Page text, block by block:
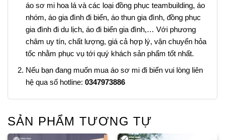
áo sơ mi hoa lá và các loại đồng phục teambuilding, áo
nhóm, áo gia đình đi biển, áo thun gia đình, đồng phục
gia đình đi du lịch, áo đi biển gia đình,… Với phương
châm uy tín, chất lượng, giá cả hợp lý, vận chuyển hỏa
tốc nhằm phục vụ tới quý khách sản phẩm tốt nhất.
Nếu bạn đang muốn mua áo sơ mi đi biển vui lòng liên
hệ qua số hotline: 0347973886
SẢN PHẨM TƯƠNG TỰ